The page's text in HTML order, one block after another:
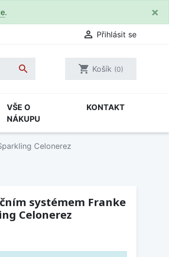
. ×
 Přihlásit se
 shopping_cart Košík (0)
VŠE O
NÁKUPU
KONTAKT
Celonerez
systémem Franke
Celonerez